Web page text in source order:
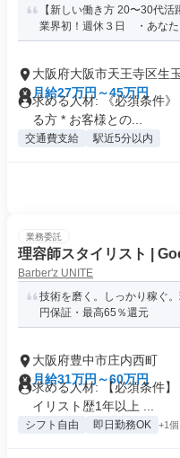
【新しい働き方 20〜30
業界初！週休３日 ・あなた
大阪府大阪市天王寺区生
月給27万円～45万円
求める人材: 《必須条件
る方 * お客様との...
交通費支給 駅近5分以内
業務委託
理容師スタイリスト |
Barber'z UNITE
技術を磨く。しっかり稼ぐ
円保証・最高65％還元
大阪府豊中市庄内西町
月給31万円～60万円
求める人材: 【必須条件
イリスト歴1年以上 ...
シフト自由 即日勤務OK +1個